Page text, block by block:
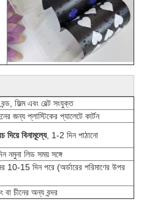
ফিল্ম এবং বেল্ট সংযুক্ত
জন্য প্লাস্টিকের প্যালেটে কার্টন
দিয়ে বিনামূল্যে, 1-2 দিন পাঠানো
নমুনা লিড সময় সঙ্গে
10-15 দিন পরে (অর্ডারের পরিমাণের উপর
বা চীনের অন্য বন্দর